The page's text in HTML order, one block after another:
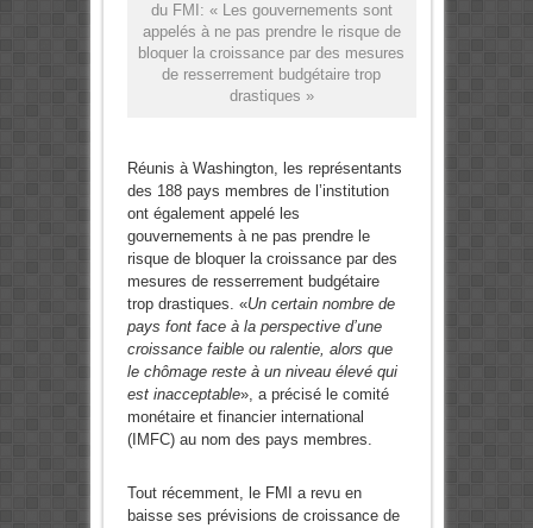
du FMI: « Les gouvernements sont
appelés à ne pas prendre le risque de
bloquer la croissance par des mesures
de resserrement budgétaire trop
drastiques »
Réunis à Washington, les représentants
des 188 pays membres de l’institution
ont également appelé les
gouvernements à ne pas prendre le
risque de bloquer la croissance par des
mesures de resserrement budgétaire
trop drastiques. «Un certain nombre de
pays font face à la perspective d’une
croissance faible ou ralentie, alors que
le chômage reste à un niveau élevé qui
est inacceptable», a précisé le comité
monétaire et financier international
(IMFC) au nom des pays membres.
Tout récemment, le FMI a revu en
baisse ses prévisions de croissance de